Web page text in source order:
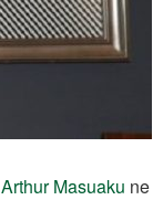
Arthur Masuaku ne